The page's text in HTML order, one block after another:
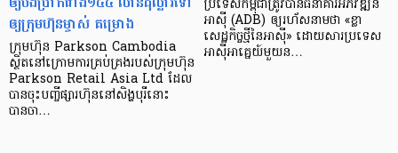
ឲ្យក្រុមហ៊ុនម្ចាស់ គម្រោង
ក្រុមហ៊ុន Parkson Cambodia
ស្ថិតនៅក្រោមការគ្រប់គ្រងរបស់ក្រុមហ៊ុន
Parkson Retail Asia Ltd ដែល
បានចុះបញ្ចីផ្សារហ៊ុននៅសិង្ហបុរីនោះ
បានចា…
ប្រទេស​កម្ពុជា​ត្រូវ​បាន​ធនាគារ​អភិវឌ្ឍន៍​
អាស៊ី (ADB) ឲ្យ​រហ័ស​នាមថា «ខ្លា​
សេដ្ឋកិច្ច​ថ្មី​នៃ​អាស៊ី» ដោយសារ​ប្រទេស​
អាស៊ី​អាគ្នេយ៍​មួយ​ន…